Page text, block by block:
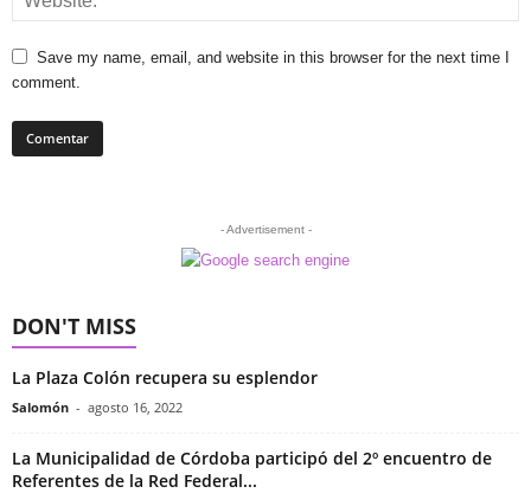
Save my name, email, and website in this browser for the next time I
comment.
- Advertisement -
DON'T MISS
La Plaza Colón recupera su esplendor
Salomón - agosto 16, 2022
La Municipalidad de Córdoba participó del 2º encuentro de
Referentes de la Red Federal...